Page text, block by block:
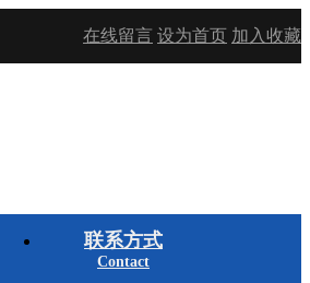
在线留言 设为首页 加入收藏
联系方式
Contact